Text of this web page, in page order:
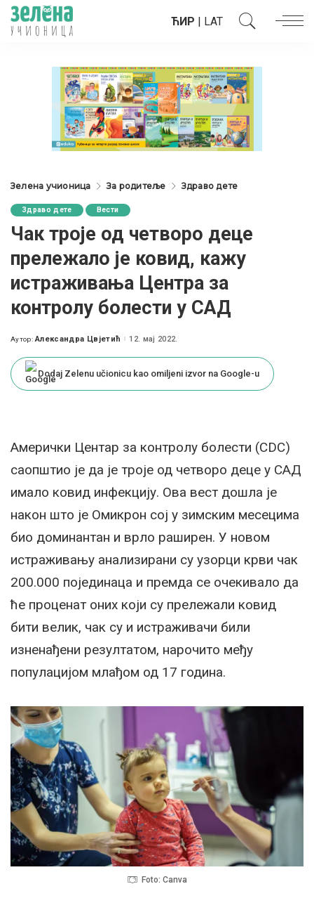
ЋИР | LAT
Зелена учионица За родитеље Здраво дете
Здраво дете Вести
Чак троје од четворо деце
прележало је ковид, кажу
истраживања Центра за
контролу болести у САД
Posted
Аутор: Александра Цвјетић 12. мај 2022.
Dodaj Zelenu učionicu kao omiljeni izvor na Google-u
Амерички Центар за контролу болести (CDC)
саопштио је да је троје од четворо деце у САД
имало ковид инфекцију. Ова вест дошла је
након што је Омикрон сој у зимским месецима
био доминантан и врло раширен. У новом
истраживању анализирани су узорци крви чак
200.000 појединаца и премда се очекивало да
ће проценат оних који су прележали ковид
бити велик, чак су и истраживачи били
изненађени резултатом, нарочито међу
популацијом млађом од 17 година.
Foto: Canva